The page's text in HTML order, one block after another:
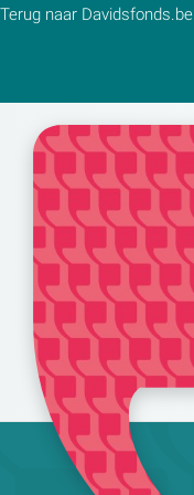
Terug naar Davidsfonds.be
Zoek: